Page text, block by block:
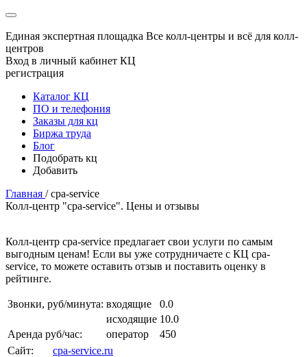
Единая экспертная площадка Все колл-центры и всё для колл-
центров
Вход в личный кабинет КЦ
регистрация
Каталог КЦ
ПО и телефония
Заказы для кц
Биржа труда
Блог
Подобрать кц
Добавить
Главная / cpa-service
Колл-центр "cpa-service". Цены и отзывы
Колл-центр cpa-service предлагает свои услуги по самым
выгодным ценам! Если вы уже сотрудничаете с КЦ cpa-
service, то можете оставить отзыв и поставить оценку в
рейтинге.
Звонки, руб/минута: входящие
0.0
исходящие 10.0
Аренда руб/час:
оператор
450
Сайт:
cpa-service.ru